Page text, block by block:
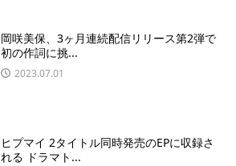
岡咲美保、3ヶ月連続配信リリース第2弾で
初の作詞に挑...
2023.07.01
ヒプマイ 2タイトル同時発売のEPに収録さ
れる ドラマト...